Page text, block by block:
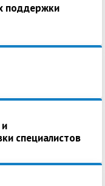
поддержки
специалистов